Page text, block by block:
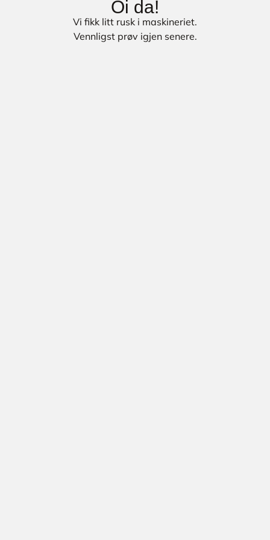
Oi da!
Vi fikk litt rusk i maskineriet.
Vennligst prøv igjen senere.